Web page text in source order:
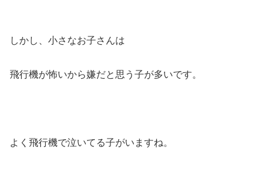
しかし、小さなお子さんは
飛行機が怖いから嫌だと思う子が多いです。
よく飛行機で泣いてる子がいますね。